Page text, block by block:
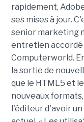
rapidement,
ses mises à jour.
senior marketing
entretien accordé
Computerworld.
la sortie de
que le HTML5 et
nouveaux
l'éditeur d'avoir